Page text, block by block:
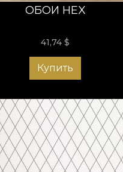
ОБОИ HEX
41,74$
Купить